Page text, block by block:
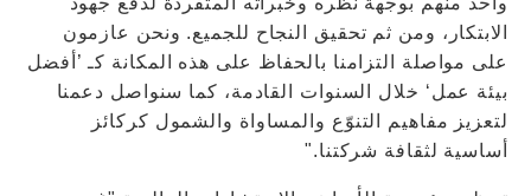
الابتكار، ومن ثم تحقيق النجاح للجميع. ونحن عازمون
على مواصلة التزامنا بالحفاظ على هذه المكانة كـ ’أفضل
بيئة عمل‘ خلال السنوات القادمة، كما سنواصل دعمنا
لتعزيز مفاهيم التنوّع والمساواة والشمول كركائز
أساسية لثقافة شركتنا."